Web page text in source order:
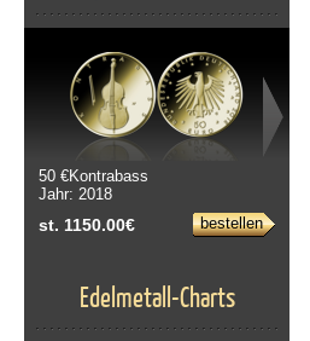
50 €Kontrabass
Jahr: 2018
st. 1150.00€ bestellen
Edelmetall-Charts